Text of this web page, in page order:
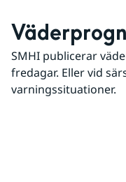
SMHI publicerar
fredagar. Eller vid
varningssituationer.